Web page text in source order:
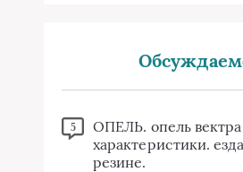
5
ОПЕЛЬ. опель
характеристики.
резине.